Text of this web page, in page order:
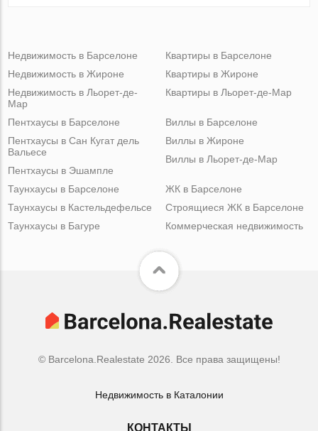
Недвижимость в Барселоне
Недвижимость в Жироне
Недвижимость в Льорет-де-
Мар
Квартиры в Барселоне
Квартиры в Жироне
Квартиры в Льорет-де-Мар
Пентхаусы в Барселоне
Пентхаусы в Сан Кугат дель
Вальесе
Пентхаусы в Эшампле
Виллы в Барселоне
Виллы в Жироне
Виллы в Льорет-де-Мар
Таунхаусы в Барселоне
Таунхаусы в Кастельдефельсе
Таунхаусы в Багуре
ЖК в Барселоне
Строящиеся ЖК в Барселоне
Коммерческая недвижимость
© Barcelona.Realestate 2026. Все права защищены!
Недвижимость в Каталонии
КОНТАКТЫ